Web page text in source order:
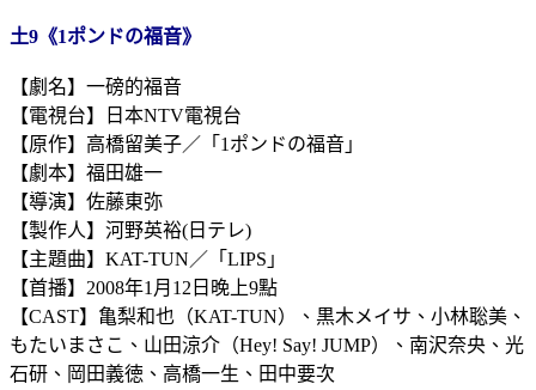
土9《1ポンドの福音》
【劇名】一磅的福音
【電視台】日本NTV電視台
【原作】高橋留美子／「1ポンドの福音」
【劇本】福田雄一
【導演】佐藤東弥
【製作人】河野英裕(日テレ)
【主題曲】KAT-TUN／「LIPS」
【首播】2008年1月12日晚上9點
【CAST】亀梨和也（KAT-TUN）、黒木メイサ、小林聡美、
もたいまさこ、山田涼介（Hey! Say! JUMP）、南沢奈央、光
石研、岡田義徳、高橋一生、田中要次